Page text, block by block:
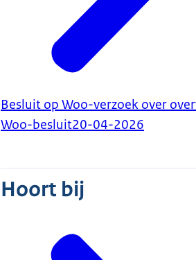
Besluit op Woo-verzoek over
Woo-besluit20-04-2026
Hoort bij